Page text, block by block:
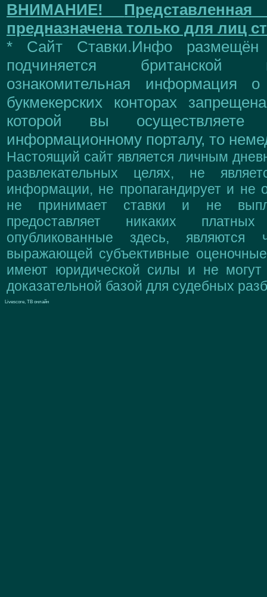
ВНИМАНИЕ!
предназначена только для лиц
* Сайт Ставки.Инфо размещён
подчиняется британской
ознакомительная информация
букмекерских конторах
которой вы
информационному порталу, то
Настоящий сайт является личным
развлекательных целях, не
информации, не пропагандирует и не
не принимает ставки и не
предоставляет никаких
опубликованные здесь, являются
выражающей субъективные
имеют юридической силы и не могут
доказательной базой для судебных
Livescore, ТВ онлайн